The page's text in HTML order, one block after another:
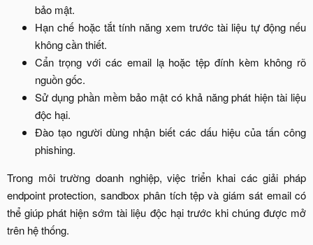
bảo mật.​
Hạn chế hoặc tắt tính năng xem trước tài liệu tự động nếu
không cần thiết.​
Cẩn trọng với các email lạ hoặc tệp đính kèm không rõ
nguồn gốc.​
Sử dụng phần mềm bảo mật có khả năng phát hiện tài liệu
độc hại.​
Đào tạo người dùng nhận biết các dấu hiệu của tấn công
phishing.​
Trong môi trường doanh nghiệp, việc triển khai các giải pháp
endpoint protection, sandbox phân tích tệp và giám sát email có
thể giúp phát hiện sớm tài liệu độc hại trước khi chúng được mở
trên hệ thống.